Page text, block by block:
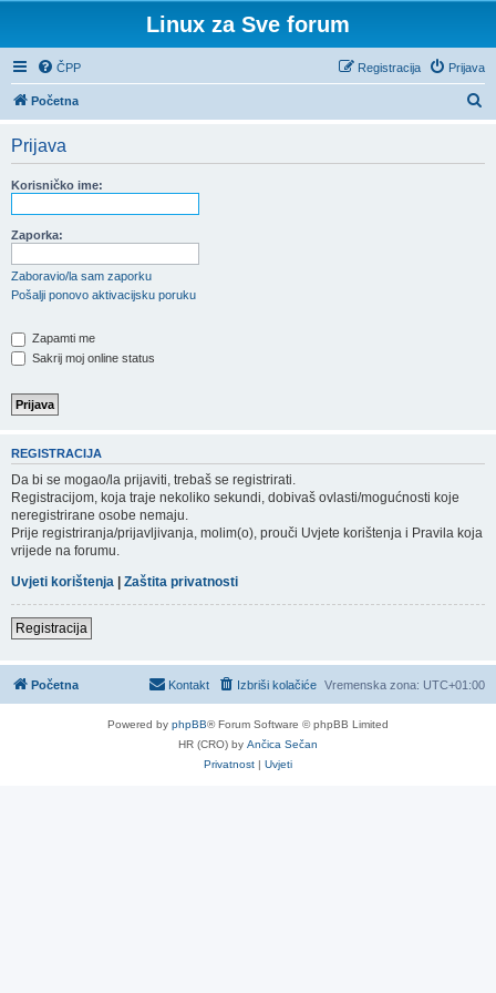
Linux za Sve forum
ČPP Prijava
Registracija
Početna
Prijava
Korisničko ime:
Zaporka:
Zaboravio/la sam zaporku
Pošalji ponovo aktivacijsku poruku
Zapamti me
Sakrij moj online status
REGISTRACIJA
Da bi se mogao/la prijaviti, trebaš se registrirati.
Registracijom, koja traje nekoliko sekundi, dobivaš ovlasti/mogućnosti koje
neregistrirane osobe nemaju.
Prije registriranja/prijavljivanja, molim(o), prouči Uvjete korištenja i Pravila koja
vrijede na forumu.
Uvjeti korištenja | Zaštita privatnosti
Registracija
Početna Vremenska zona: UTC+01:00
Izbriši kolačiće
Kontakt
Powered by phpBB® Forum Software © phpBB Limited
HR (CRO) by Ančica Sečan
Privatnost | Uvjeti